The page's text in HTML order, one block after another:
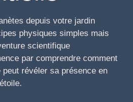
depuis votre jardin
physiques simples mais
scientifique
par comprendre comment
peut révéler sa présence en